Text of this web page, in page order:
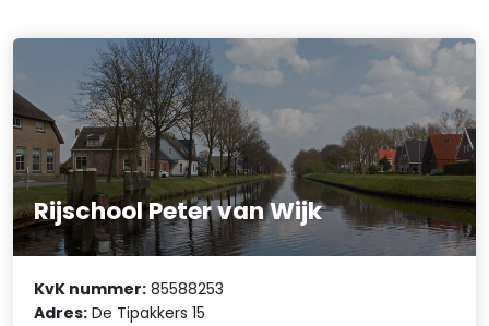
Rijschool Peter van Wijk
KvK nummer: 85588253
Adres: De Tipakkers 15